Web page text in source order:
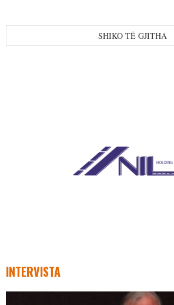
SHIKO TË GJITHA
INTERVISTA